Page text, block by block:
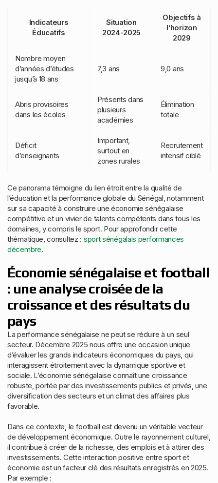
Indicateurs
Éducatifs
Situation
2024-2025
Objectifs à
l’horizon
2029
Nombre moyen
d’années d’études
jusqu’à 18 ans
7,3 ans 9,0 ans
Abris provisoires
dans les écoles
Présents dans
plusieurs
académies
Élimination
totale
Déficit
d’enseignants
Important,
surtout en
zones rurales
Recrutement
intensif ciblé
Ce panorama témoigne du lien étroit entre la qualité de
l’éducation et la performance globale du Sénégal, notamment
sur sa capacité à construire une économie sénégalaise
compétitive et un vivier de talents compétents dans tous les
domaines, y compris le sport. Pour approfondir cette
thématique, consultez : sport sénégalais performances
décembre.
Économie sénégalaise et football
: une analyse croisée de la
croissance et des résultats du
pays
La performance sénégalaise ne peut se réduire à un seul
secteur. Décembre 2025 nous offre une occasion unique
d’évaluer les grands indicateurs économiques du pays, qui
interagissent étroitement avec la dynamique sportive et
sociale. L’économie sénégalaise connaît une croissance
robuste, portée par des investissements publics et privés, une
diversification des secteurs et un climat des affaires plus
favorable.
Dans ce contexte, le football est devenu un véritable vecteur
de développement économique. Outre le rayonnement culturel,
il contribue à créer de la richesse, des emplois et à attirer des
investissements. Cette interaction positive entre sport et
économie est un facteur clé des résultats enregistrés en 2025.
Par exemple :